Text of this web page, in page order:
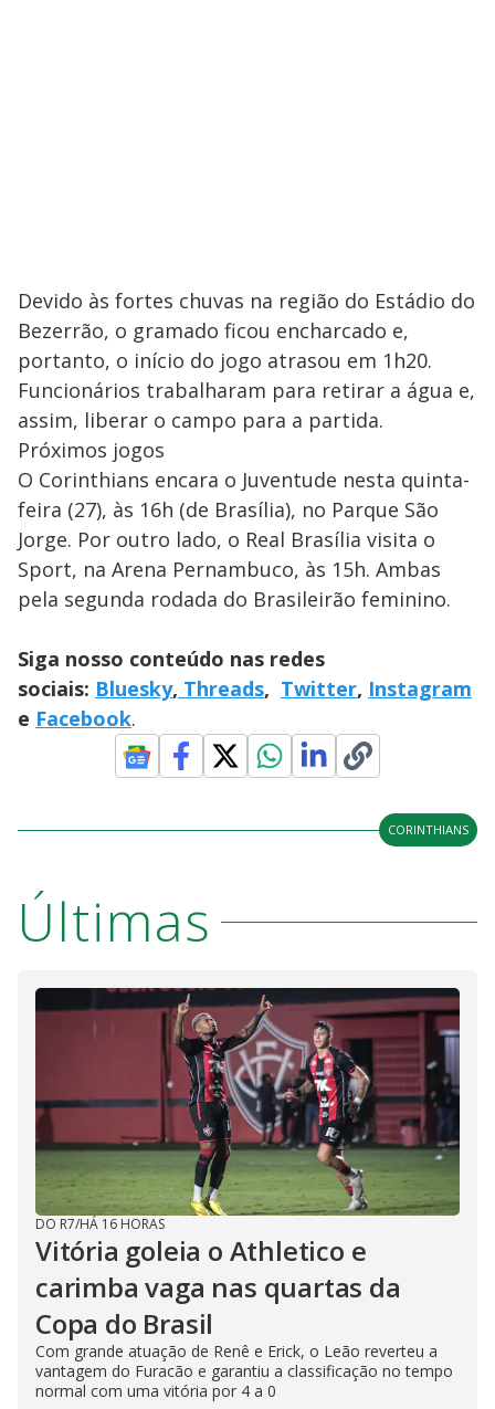
Devido às fortes chuvas na região do Estádio do
Bezerrão, o gramado ficou encharcado e,
portanto, o início do jogo atrasou em 1h20.
Funcionários trabalharam para retirar a água e,
assim, liberar o campo para a partida.
Próximos jogos
O Corinthians encara o Juventude nesta quinta-
feira (27), às 16h (de Brasília), no Parque São
Jorge. Por outro lado, o Real Brasília visita o
Sport, na Arena Pernambuco, às 15h. Ambas
pela segunda rodada do Brasileirão feminino.
Siga nosso conteúdo nas redes
sociais: Bluesky, Threads, Twitter, Instagram
e Facebook.
CORINTHIANS
Últimas
DO R7/HÁ 16 HORAS
Vitória goleia o Athletico e
carimba vaga nas quartas da
Copa do Brasil
Com grande atuação de Renê e Erick, o Leão reverteu a
vantagem do Furacão e garantiu a classificação no tempo
normal com uma vitória por 4 a 0